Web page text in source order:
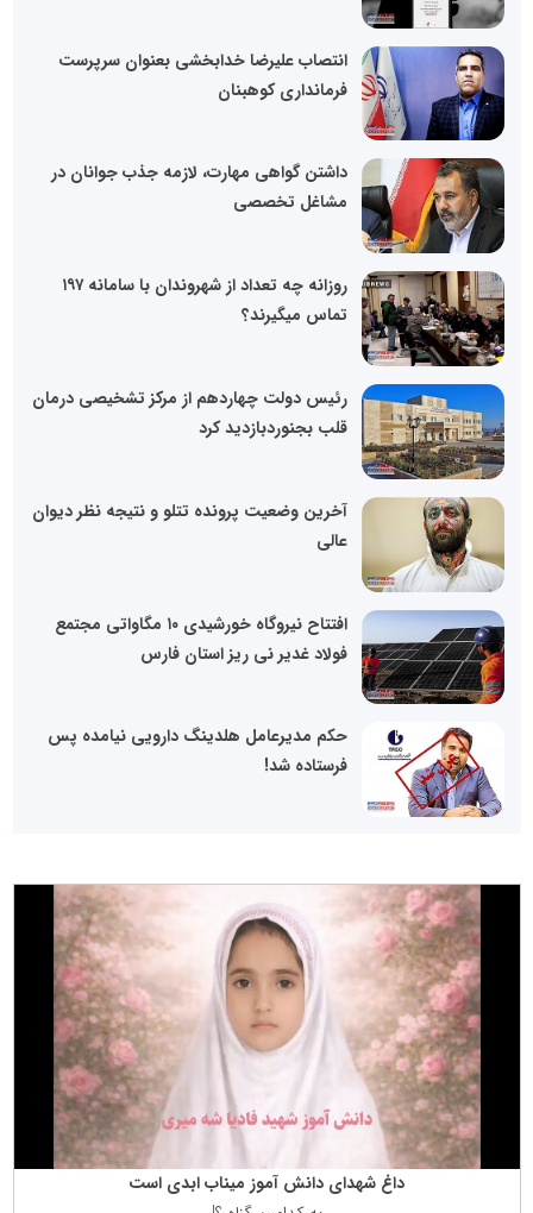
انتصاب علیرضا خدابخشی بعنوان سرپرست
فرمانداری کوهبنان
داشتن گواهی مهارت، لازمه‌ جذب جوانان در
مشاغل تخصصی
روزانه چه تعداد از شهروندان با سامانه ۱۹۷
تماس میگیرند؟
رئیس دولت چهاردهم از مرکز تشخیصی درمان
قلب بجنوردبازدید کرد
آخرین وضعیت پرونده تتلو و نتیجه نظر دیوان
عالی
افتتاح نیروگاه خورشیدی ۱۰ مگاواتی مجتمع
فولاد غدیر نی ریز استان فارس
حکم مدیرعامل هلدینگ دارویی نیامده پس
فرستاده شد!
داغ شهدای دانش آموز میناب ابدی است